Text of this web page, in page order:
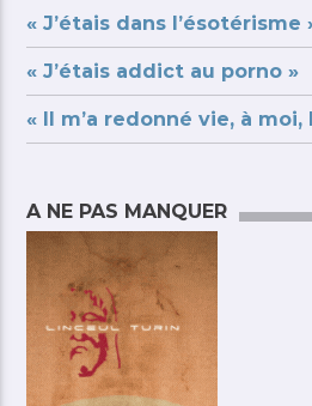
« J’étais dans l’ésotérisme
« J’étais addict au porno »
« Il m’a redonné vie, à
A NE PAS MANQUER